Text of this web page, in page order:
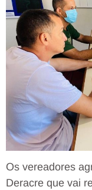
Os vereadores
Deracre que vai